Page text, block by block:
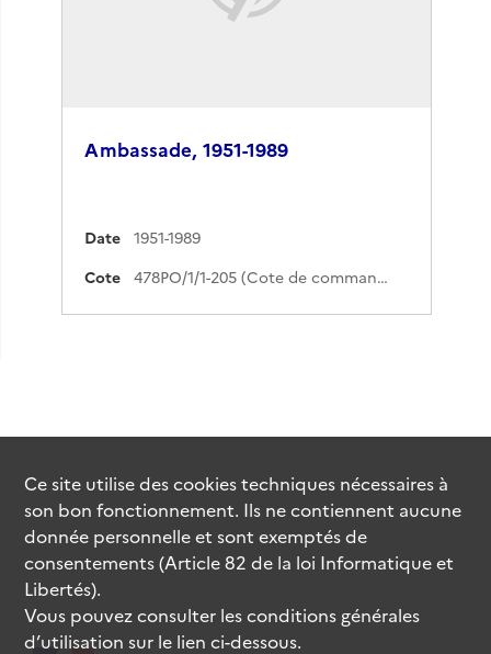
Ambassade, 1951-1989
Date
1951-1989
Cote
478PO/1/1-205 (Cote de commande)
Ce site utilise descookiestechniques nécessaires à
son bon fonctionnement. Ils ne contiennent aucune
donnée personnelle et sont exemptés de
consentements (Article 82 de la loi Informatique et
Libertés).
Vous pouvez consulter les conditions générales
d’utilisation sur le lien ci-dessous.